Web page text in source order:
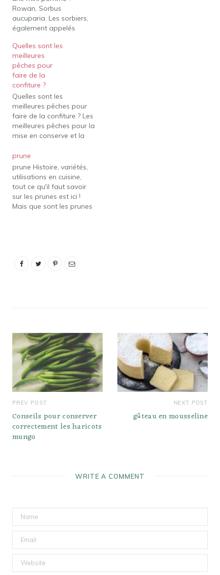
Rowan, Sorbus
aucuparia. Les sorbiers,
également appelés
grappes de baies
comestibles qui
ressemblent à de
minuscules pommes.
Comment s'appellent ces
petites pommes ? Les
pommes crabes sont
essentiellement de
petites pommes, et elles
peuvent être
danger tant…
Quelles sont les
meilleures
pêches pour
faire de la
confiture ?
Quelles sont les
meilleures pêches pour
faire de la confiture ? Les
meilleures pêches pour la
mise en conserve et la
aux noyaux adhérents. Si
les pêches en conserve
ou la confiture de pêches
sont dans votre avenir,
les pierres adhérentes
sont la meilleure variété
prune
prune Histoire, variétés,
utilisations en cuisine,
tout ce qu'il faut savoir
sur les prunes est ici !
Mais que sont les prunes
fruits, le but principal des
PREV POST
Conseils pour conserver
correctement les haricots
mungo
NEXT POST
gâteau en mousseline
WRITE A COMMENT